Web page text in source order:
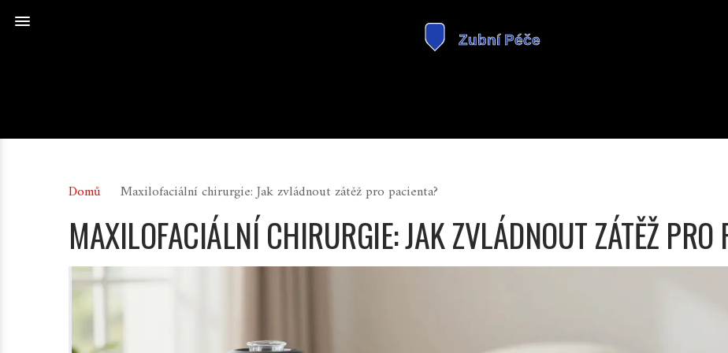
Domů Maxilofaciální chirurgie: Jak zvládnout zátěž pro pacienta?
MAXILOFACIÁLNÍ CHIRURGIE: JAK ZVLÁDNOUT ZÁTĚŽ PRO